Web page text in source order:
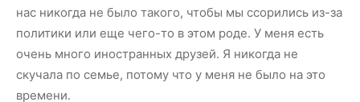
нас никогда не было такого, чтобы мы ссорились из-за
политики или еще чего-то в этом роде. У меня есть
очень много иностранных друзей. Я никогда не
скучала по семье, потому что у меня не было на это
времени.